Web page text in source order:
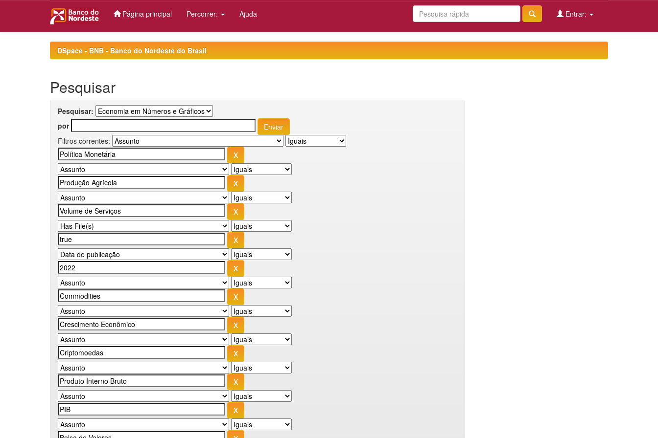
Página principal Percorrer: Ajuda Entrar:
DSpace - BNB - Banco do Nordeste do Brasil
Pesquisar
Pesquisar:
por
Filtros correntes: